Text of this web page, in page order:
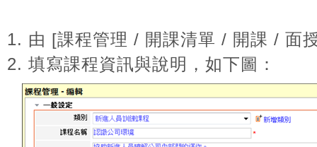
1. 由 [課程管理 / 開課清單 / 開課 / 面
2. 填寫課程資訊與說明，如下圖：